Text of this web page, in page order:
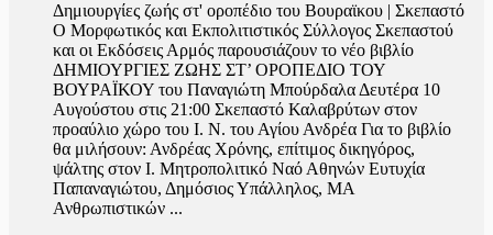
Δημιουργίες ζωής στ' οροπέδιο του Βουραϊκου | Σκεπαστό
Ο Μορφωτικός και Εκπολιτιστικός Σύλλογος Σκεπαστού
και οι Εκδόσεις Αρμός παρουσιάζουν το νέο βιβλίο
ΔΗΜΙΟΥΡΓΙΕΣ ΖΩΗΣ ΣΤ’ ΟΡΟΠΕΔΙΟ ΤΟΥ
ΒΟΥΡΑΪΚΟΥ του Παναγιώτη Μπούρδαλα Δευτέρα 10
Αυγούστου στις 21:00 Σκεπαστό Καλαβρύτων στον
προαύλιο χώρο του Ι. Ν. του Αγίου Ανδρέα Για το βιβλίο
θα μιλήσουν: Ανδρέας Χρόνης, επίτιμος δικηγόρος,
ψάλτης στον Ι. Μητροπολιτικό Ναό Αθηνών Ευτυχία
Παπαναγιώτου, Δημόσιος Υπάλληλος, ΜΑ
Ανθρωπιστικών ...